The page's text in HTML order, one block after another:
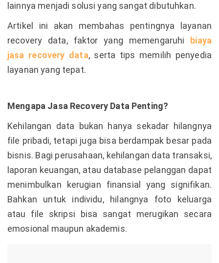
lainnya menjadi solusi yang sangat dibutuhkan.
Artikel ini akan membahas pentingnya layanan
recovery data, faktor yang memengaruhi
biaya
jasa recovery data, serta tips memilih penyedia
layanan yang tepat.
Mengapa Jasa Recovery Data Penting?
Kehilangan data bukan hanya sekadar hilangnya
file pribadi, tetapi juga bisa berdampak besar pada
bisnis. Bagi perusahaan, kehilangan data transaksi,
laporan keuangan, atau database pelanggan dapat
menimbulkan kerugian finansial yang signifikan.
Bahkan untuk individu, hilangnya foto keluarga
atau file skripsi bisa sangat merugikan secara
emosional maupun akademis.